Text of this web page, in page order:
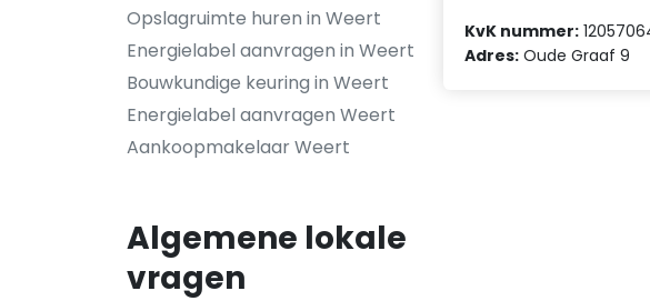
Opslagruimte huren in Weert
Energielabel aanvragen in Weert
Bouwkundige keuring in Weert
Energielabel aanvragen Weert
Aankoopmakelaar Weert
Algemene lokale
vragen
KvK nummer:
Adres: Oude Graaf 9